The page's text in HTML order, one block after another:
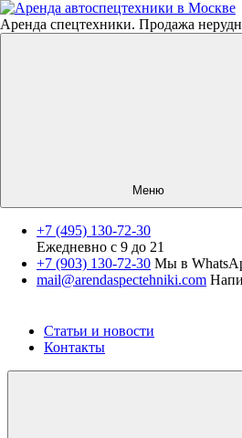
Аренда спецтехники. Продажа
Меню
+7 (495) 130-72-30
Ежедневно с 9 до 21
+7 (903) 130-72-30 Мы в
mail@arendaspectehniki.com
Нерудные материалы
Статьи и новости
Контакты